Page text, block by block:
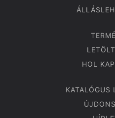
HOL
KATALÓGUS